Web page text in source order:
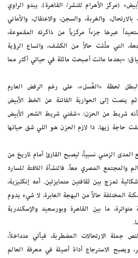
(مركز الأهرام للنشر/ القاهرة). يبدو الراوي
والغربة، والسجن، والاعتقال، والأماني
عبرها جزءاً مركزياً من ذاكرته المقموعة،
التي مثَّلت حالاً من الكشف، واتساع الرؤية
«بعدما ماتت أصبحت ماثلة في حياتي أكثر مما
لحظة «الغُسل»، على رغم الرفض العارم
ثم ينصت إلى الحوارية الفاتنة عن الخط الأبيض
شريط من الحزن: «شفتي شريط الشعر الأبيض
حاجة زيها. دا لازم الحزن هو اللي شق حياتها
المدى الزمني نسبياً، ليصبح القارئ أمام تاريخ من
والمجتمع المصري معاً. فالنشأة اللافتة للسارد
تمزج بين ثقافتين متمايزتين. أمه إنكليزية،
المختلفة حالاً من البهجة العابرة. لا شيء يدوم
متواترة، ما بين القاهرة وبورسعيد والإسكندرية
جملة الارتحالات المضطربة، فيأتي متداخلاً،
ويصبح الاسترجاع أداة أصيلة في معرفة العالم